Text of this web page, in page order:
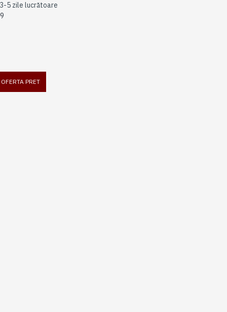
3-5 zile lucrătoare
PRET